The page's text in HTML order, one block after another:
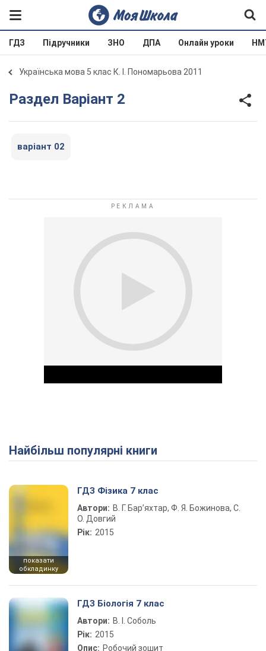
ГДЗ Підручники ЗНО ДПА Онлайн уроки
Українська мова 5 клас К. І. Пономарьова 2011
Раздел Варіант 2
варіант 02
Play Video
Найбільш популярні книги
показати
обкладинку
ГДЗ Фізика 7 клас
Автори: В. Г. Бар’яхтар, Ф. Я. Божинова, С.
О. Довгий
Рік: 2015
ГДЗ Біологія 7 клас
Автори: В. І. Соболь
Рік: 2015
Опис: Робочий зошит